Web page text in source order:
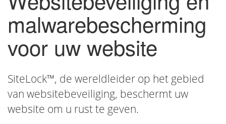
malwarebescherming
voor uw website
SiteLock™, de wereldleider op het gebied
van websitebeveiliging, beschermt uw
website om u rust te geven.